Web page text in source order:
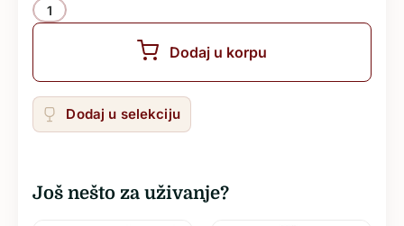
Količina
Dodaj u korpu
Dodaj u selekciju
Još nešto za uživanje?